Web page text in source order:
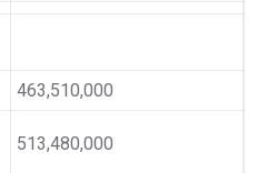
463,510,000
513,480,000